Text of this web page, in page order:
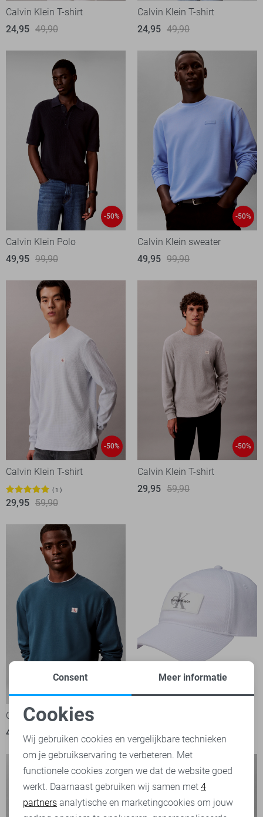
Calvin Klein T-shirt
24,95 49,90
Calvin Klein T-shirt
24,95 49,90
-50%
Calvin Klein Polo
49,95 99,90
-50%
Calvin Klein sweater
49,95 99,90
-50%
Calvin Klein T-shirt
1
29,95 59,90
-50%
Calvin Klein T-shirt
29,95 59,90
Calvin Klein sweater
44,95
89,90
24,95
Noodzakelijke cookies
Personalisatie cookies
Analytische cookies
Consent Meer informatie
Cookies
Wij gebruiken cookies en vergelijkbare technieken
om je gebruikservaring te verbeteren. Met
functionele cookies zorgen we dat de website goed
werkt. Daarnaast gebruiken wij samen met 4
partners analytische en marketingcookies om jouw